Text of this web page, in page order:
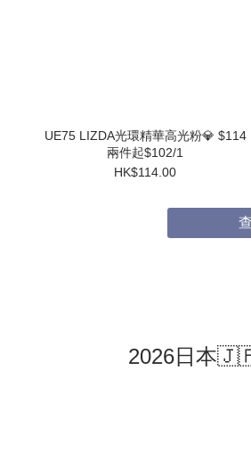
UE75 LIZDA光環精華高光粉💎 $114
兩件起$102/1
HK$114.00
2026日本